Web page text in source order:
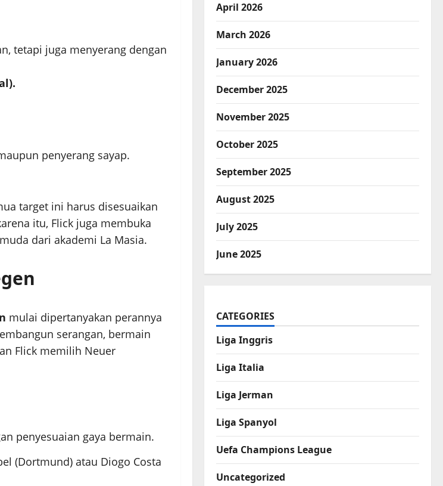
tetapi juga menyerang dengan
penyerang sayap.
target ini harus disesuaikan
itu, Flick juga membuka
dari akademi La Masia.
mulai dipertanyakan perannya
serangan, bermain
Flick memilih Neuer
penyesuaian gaya bermain.
(Dortmund) atau Diogo Costa
April 2026
March 2026
January 2026
December 2025
November 2025
October 2025
September 2025
August 2025
July 2025
June 2025
CATEGORIES
Liga Inggris
Liga Italia
Liga Jerman
Liga Spanyol
Uefa Champions League
Uncategorized